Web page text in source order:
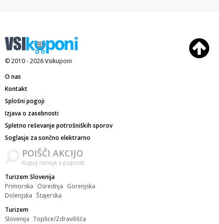
© 2010 - 2026Vsikuponi
O nas
Kontakt
Splošni pogoji
Izjava o zasebnosti
Spletno reševanje potrošniških sporov
Soglasje za sončno elektrarno
POIŠČI AKCIJO
Kupuj ceneje s popusti
Turizem Slovenija
Primorska Osrednja Gorenjska
Dolenjska Štajerska
Turizem
Slovenija Toplice/Zdravilišča